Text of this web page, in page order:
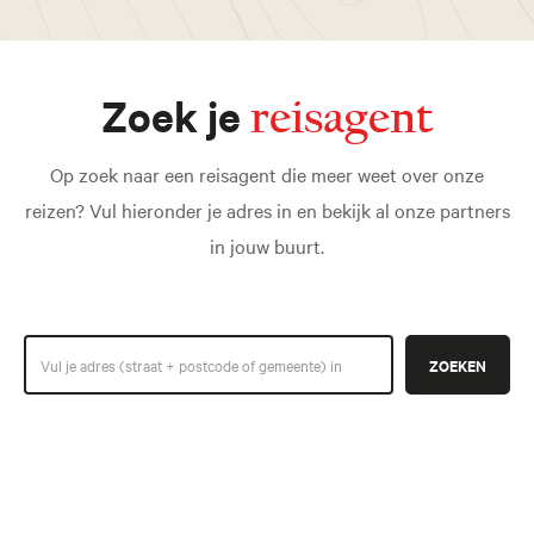
Zoek jereisagent
Op zoek naar een reisagent die meer weet over onze
reizen? Vul hieronder je adres in en bekijk al onze partners
in jouw buurt.